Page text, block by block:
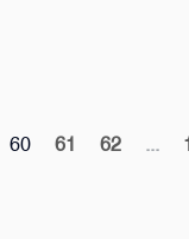
60 61 62 ...